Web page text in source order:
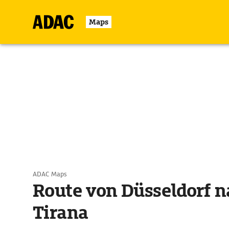
Maps
ADAC Maps
Route von Düsseldorf
Tirana